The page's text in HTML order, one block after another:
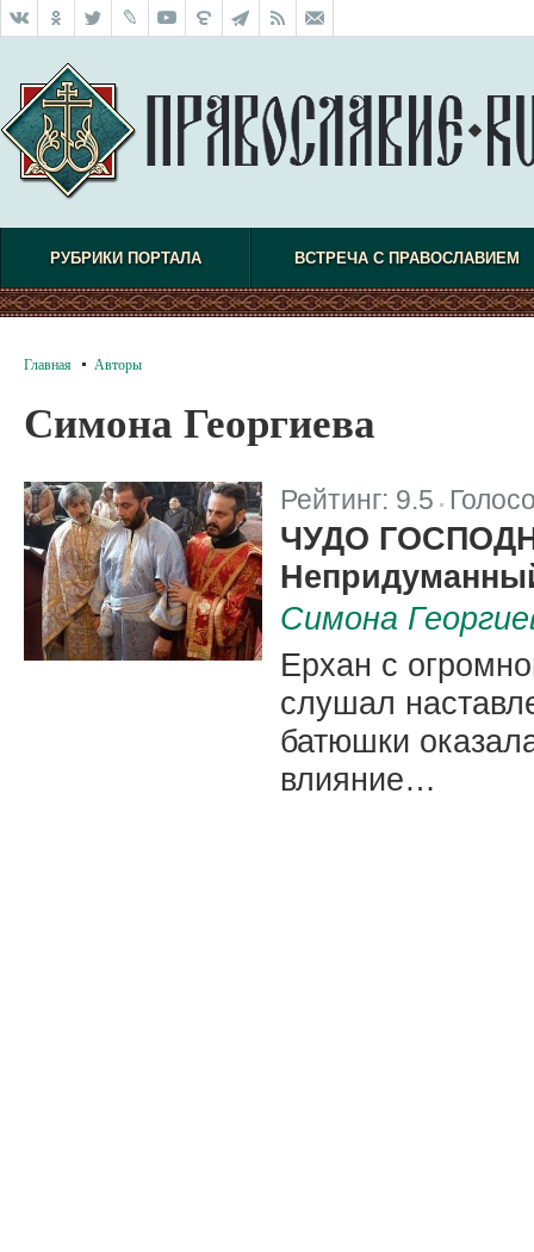
РУБРИКИ ПОРТАЛА ВСТРЕЧА С ПРАВОСЛАВИЕМ
Главная Авторы
Симона Георгиева
Рейтинг: 9.5
ЧУДО
Симона
Ерхан с
слушал
батюшки
влияние…